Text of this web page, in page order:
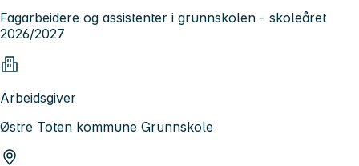
Fagarbeidere og assistenter i grunnskolen - skoleåret
2026/2027
Arbeidsgiver
Østre Toten kommune Grunnskole